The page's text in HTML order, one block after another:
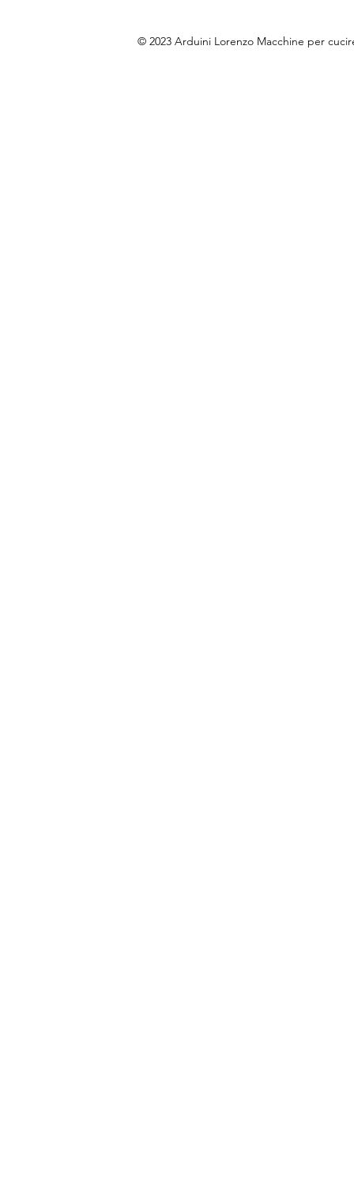
© 2023 Arduini Lorenzo Macchine per